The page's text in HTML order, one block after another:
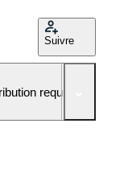
Suivre
requise